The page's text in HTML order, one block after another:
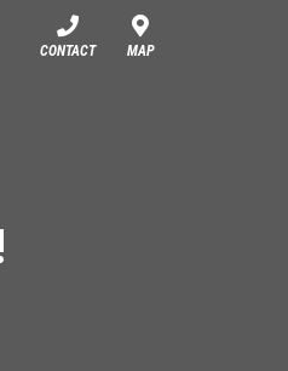
CONTACT MAP